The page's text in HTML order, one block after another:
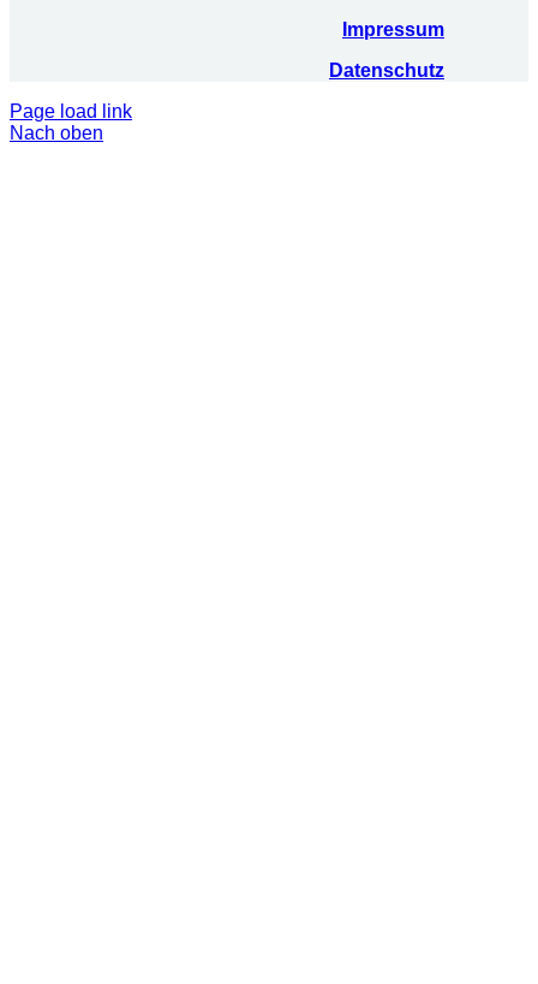
Impressum
Datenschutz
Page load link
Nach oben